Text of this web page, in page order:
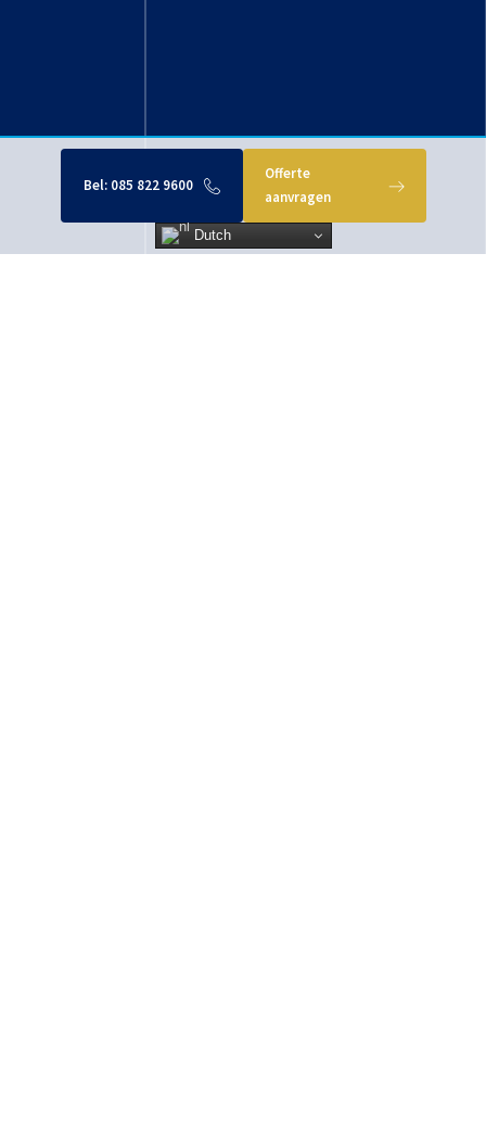
Dutch
Bel: 085 822 9600
Offerte
aanvragen